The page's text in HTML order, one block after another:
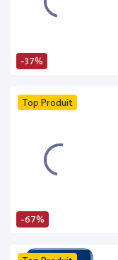
-37%
-67%
Top Produit